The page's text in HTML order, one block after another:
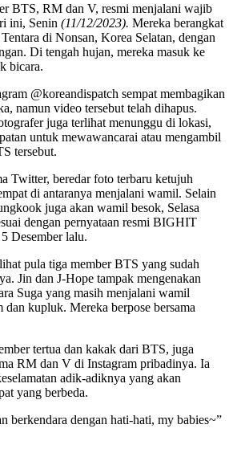
BTS, RM dan V, resmi menjalani wajib
ini, Senin (11/12/2023). Mereka berangkat
di Nonsan, Korea Selatan, dengan
Di tengah hujan, mereka masuk ke
bicara.
@koreandispatch sempat membagikan
namun video tersebut telah dihapus.
juga terlihat menunggu di lokasi,
untuk mewawancarai atau mengambil
tersebut.
Twitter, beredar foto terbaru ketujuh
di antaranya menjalani wamil. Selain
juga akan wamil besok, Selasa
dengan pernyataan resmi BIGHIT
Desember lalu.
pula tiga member BTS yang sudah
Jin dan J-Hope tampak mengenakan
Suga yang masih menjalani wamil
dan kupluk. Mereka berpose bersama
tertua dan kakak dari BTS, juga
RM dan V di Instagram pribadinya. Ia
adik-adiknya yang akan
yang berbeda.
berkendara dengan hati-hati, my babies~”